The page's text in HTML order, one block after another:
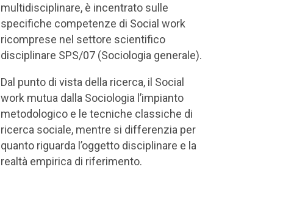
multidisciplinare, è incentrato sulle
specifiche competenze di Social work
ricomprese nel settore scientifico
disciplinare SPS/07 (Sociologia generale).
Dal punto di vista della ricerca, il Social
work mutua dalla Sociologia l’impianto
metodologico e le tecniche classiche di
ricerca sociale, mentre si differenzia per
quanto riguarda l’oggetto disciplinare e la
realtà empirica di riferimento.